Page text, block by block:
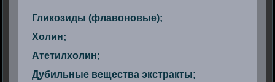
Гликозиды (флавоновые);
Холин;
Атетилхолин;
Дубильные вещества экстракты;